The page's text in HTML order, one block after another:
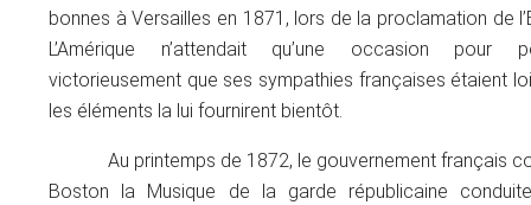
bonnes à Versailles en 1871, lors de la proclamation de
L’Amérique n’attendait qu’une occasion pour
victorieusement que ses sympathies françaises étaient
les éléments la lui fournirent bientôt.
Au printemps de 1872, le gouvernement français
Boston la Musique de la garde républicaine